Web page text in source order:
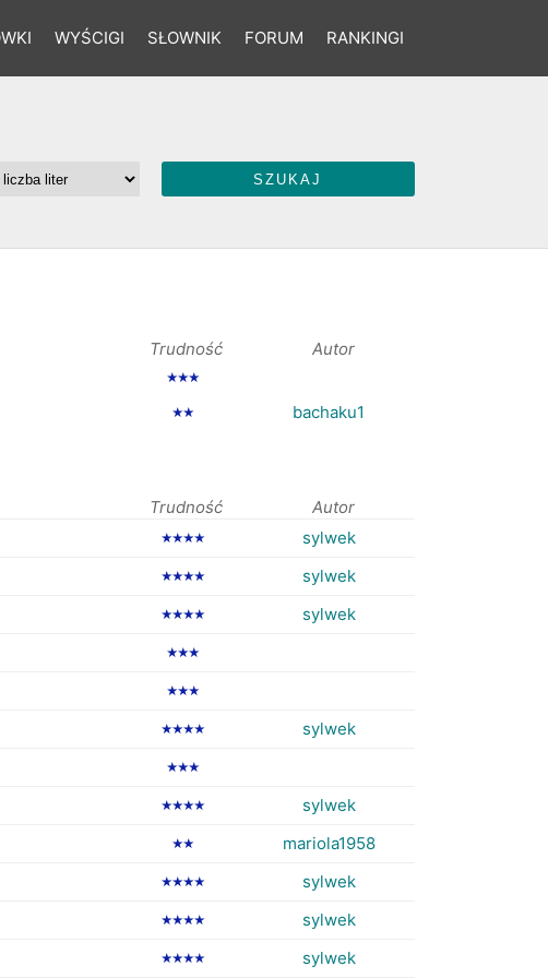
WYŚCIGI SŁOWNIK FORUM RANKINGI
Trudność Autor
★★★
★★ bachaku1
Trudność Autor
★★★★ sylwek
★★★★ sylwek
★★★★ sylwek
★★★
★★★
★★★★ sylwek
★★★
★★★★ sylwek
★★ mariola1958
★★★★ sylwek
★★★★ sylwek
★★★★ sylwek